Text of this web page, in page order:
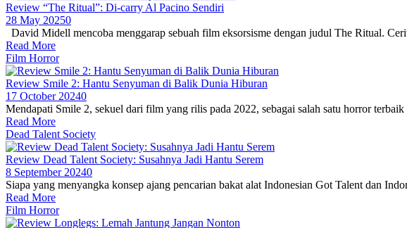
Review “The Ritual”: Di-carry Al Pacino Sendiri
28 May 20250
David Midell mencoba menggarap sebuah film eksorsisme dengan judul The Ritual.
Read More
Film Horror
Review Smile 2: Hantu Senyuman di Balik Dunia Hiburan
17 October 20240
Mendapati Smile 2, sekuel dari film yang rilis pada 2022, sebagai salah satu horror
Read More
Dead Talent Society
Review Dead Talent Society: Susahnya Jadi Hantu Serem
8 September 20240
Siapa yang menyangka konsep ajang pencarian bakat alat Indonesian Got Talent dan
Read More
Film Horror